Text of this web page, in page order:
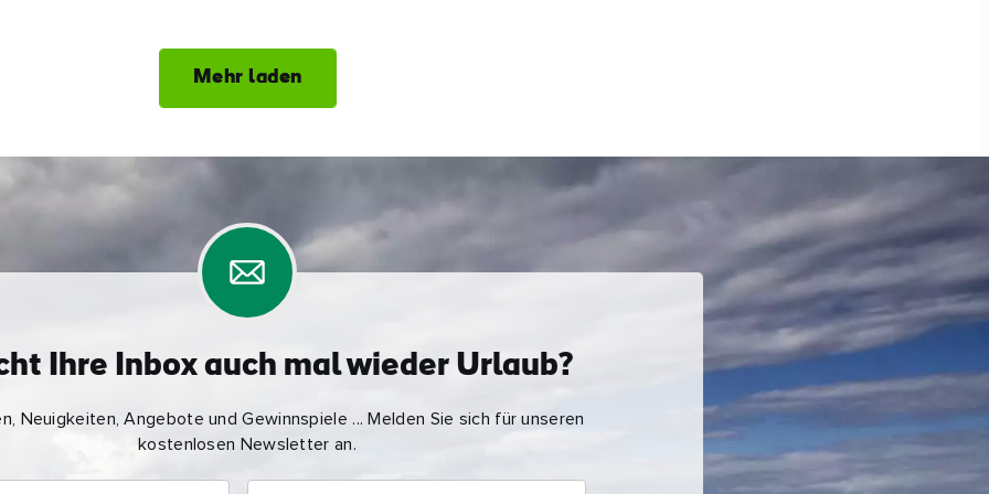
Mehr laden
Ihre Inbox auch mal wieder Urlaub?
Neuigkeiten, Angebote und Gewinnspiele ... Melden Sie sich für unseren
kostenlosen Newsletter an.
Nachname